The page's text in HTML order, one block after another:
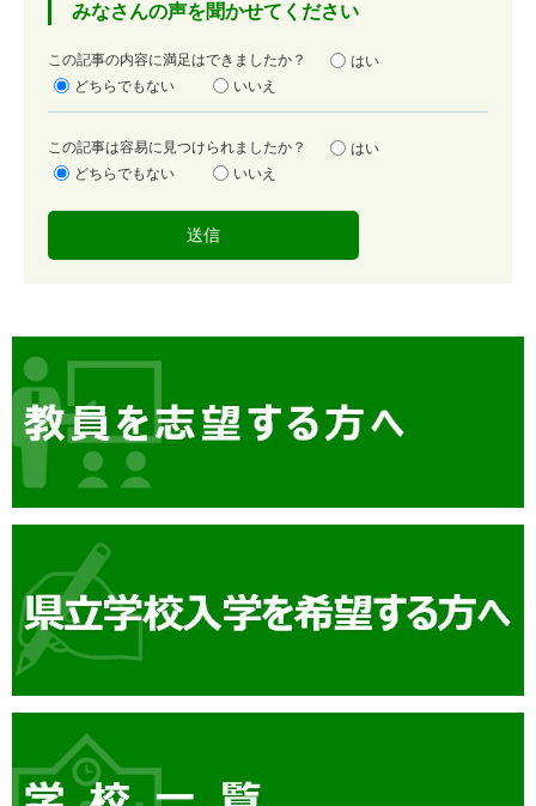
みなさんの声を聞かせてください
満
足
この記事の内容に満足はできましたか？
はい
どちらでもない
いいえ
容
易
この記事は容易に見つけられましたか？
はい
どちらでもない
いいえ